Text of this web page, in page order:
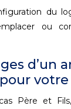
du
ou
d’un
Père et